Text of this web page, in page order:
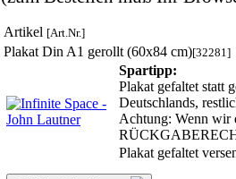
Artikel [Art.Nr.]
Plakat Din A1 gerollt (60x84 cm)[32281]
Spartipp:
Plakat gefaltet statt
Deutschlands,
Achtung: Wenn wir
Plakat gefaltet